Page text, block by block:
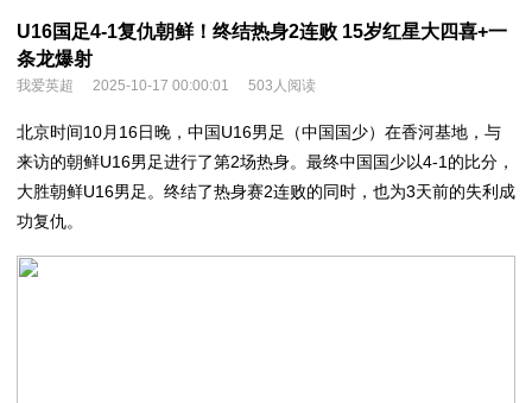
U16国足4-1复仇朝鲜！终结热身2连败 15岁红星大四喜+一
条龙爆射
我爱英超 2025-10-17 00:00:01 503人阅读
北京时间10月16日晚，中国U16男足（中国国少）在香河基地，与
来访的朝鲜U16男足进行了第2场热身。最终中国国少以4-1的比分，
大胜朝鲜U16男足。终结了热身赛2连败的同时，也为3天前的失利成
功复仇。